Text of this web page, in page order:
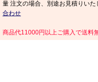
量 注文の場合、別途お見積りい
合わせ
商品代11000円以上ご購入で送料